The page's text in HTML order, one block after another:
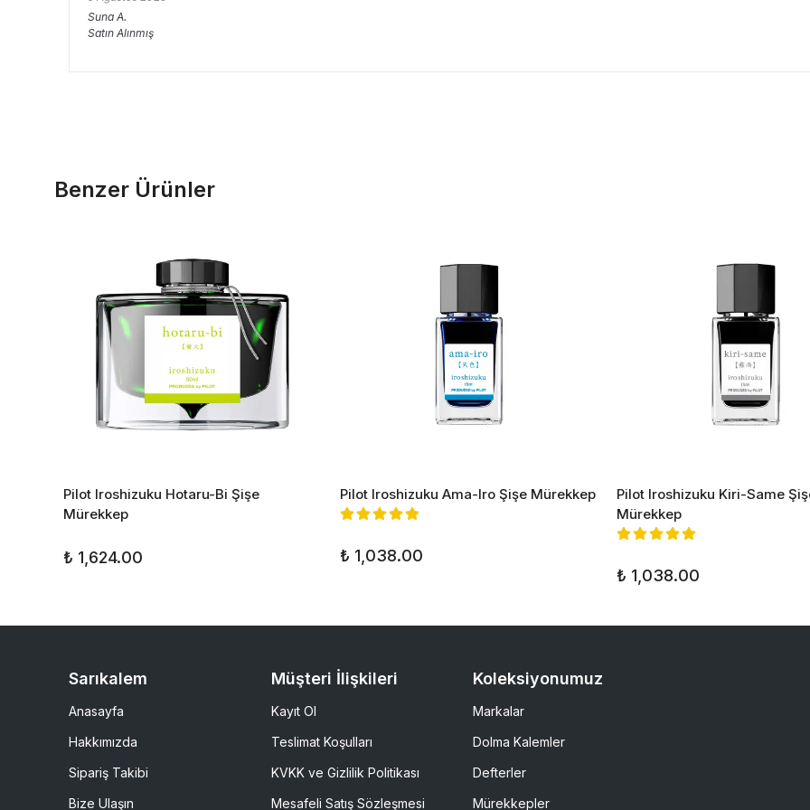
Suna A.
Satın Alınmış
Benzer Ürünler
Pilot Iroshizuku Hotaru-Bi Şişe
Mürekkep
₺ 1,624.00
Pilot Iroshizuku Ama-Iro Şişe Mürekkep
₺ 1,038.00
Pilot Iroshizuku Kiri-Same
Mürekkep
₺ 1,038.00
Sarıkalem
Anasayfa
Hakkımızda
Sipariş Takibi
Bize Ulaşın
Müşteri İlişkileri
Kayıt Ol
Teslimat Koşulları
KVKK ve Gizlilik Politikası
Mesafeli Satış Sözleşmesi
Koleksiyonumuz
Markalar
Dolma Kalemler
Defterler
Mürekkepler